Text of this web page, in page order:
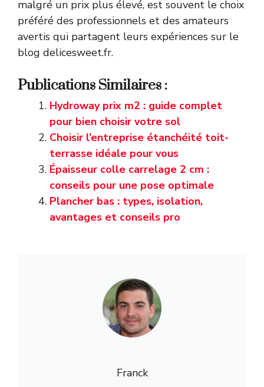
malgré un prix plus élevé, est souvent le choix
préféré des professionnels et des amateurs
avertis qui partagent leurs expériences sur le
blog delicesweet.fr.
Publications Similaires :
Hydroway prix m2 : guide complet
pour bien choisir votre sol
Choisir l’entreprise étanchéité toit-
terrasse idéale pour vous
Épaisseur colle carrelage 2 cm :
conseils pour une pose optimale
Plancher bas : types, isolation,
avantages et conseils pro
Franck